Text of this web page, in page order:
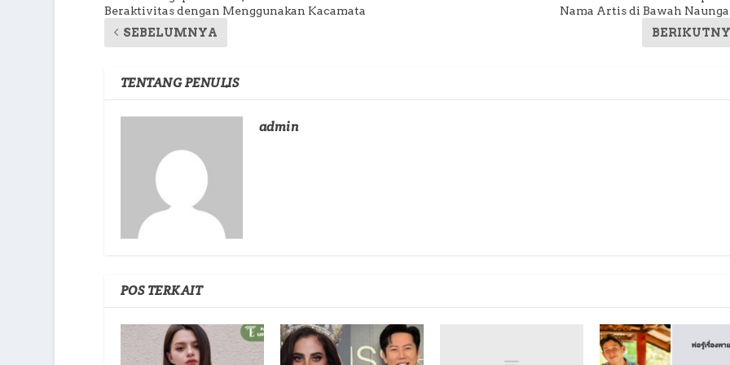
Beraktivitas dengan Menggunakan Kacamata
SEBELUMNYA
Nama Artis di Bawah
TENTANG PENULIS
admin
POS TERKAIT